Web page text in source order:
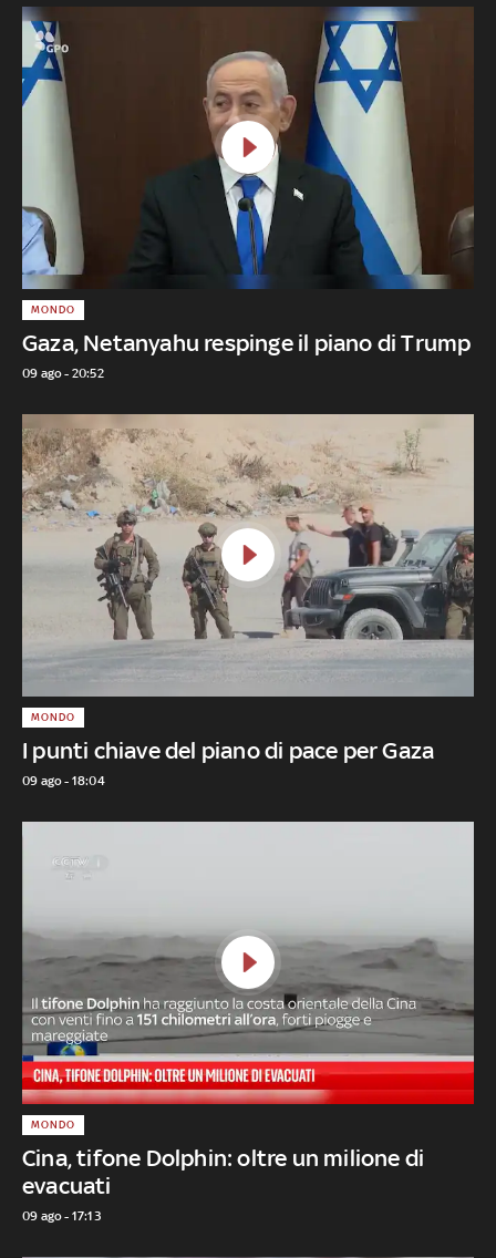
Gaza, Netanyahu respinge il piano di Trump
MONDO
09 ago - 20:52
I punti chiave del piano di pace per Gaza
MONDO
09 ago - 18:04
Cina, tifone Dolphin: oltre un milione di
evacuati
MONDO
09 ago - 17:13